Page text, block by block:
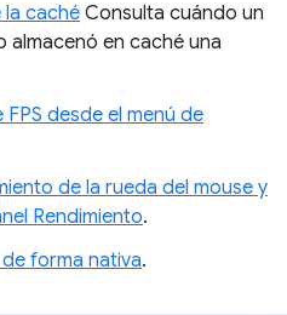
la caché Consulta cuándo un
almacenó en caché una
desde el menú de
de la rueda del mouse y
Rendimiento.
forma nativa.